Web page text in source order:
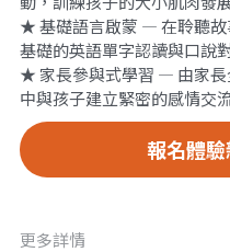
★ 基礎語言啟蒙 — 在聆聽故
基礎的英語單字認讀與口說
★ 家長參與式學習 — 由家長
中與孩子建立緊密的感情交
報名體驗
更多詳情